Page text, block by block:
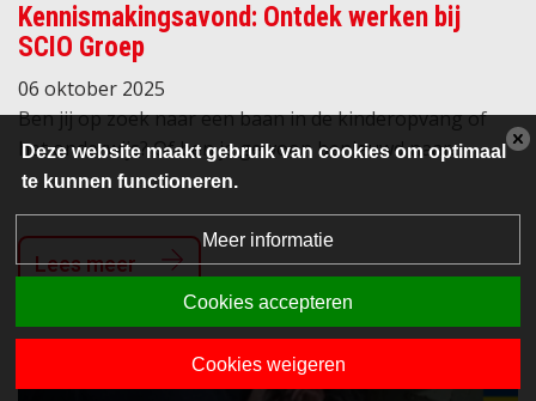
Kennismakingsavond: Ontdek werken bij
SCIO Groep
06 oktober 2025
Ben jij op zoek naar een baan in de kinderopvang of
het onderwijs? Of ben je gewoon benieuwd naar...
Lees meer
Deze website maakt gebruik van cookies om optimaal
te kunnen functioneren.
Meer informatie
Cookies accepteren
Cookies weigeren